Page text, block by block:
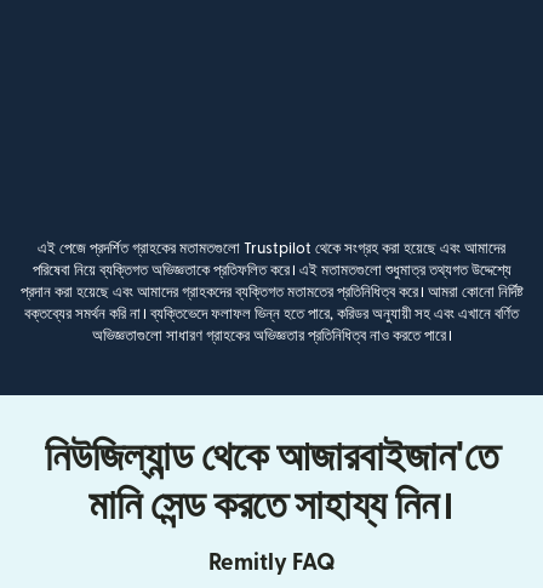
এই পেজে প্রদর্শিত গ্রাহকের মতামতগুলো Trustpilot থেকে সংগ্রহ করা হয়েছে এবং আমাদের
পরিষেবা নিয়ে ব্যক্তিগত অভিজ্ঞতাকে প্রতিফলিত করে। এই মতামতগুলো শুধুমাত্র তথ্যগত উদ্দেশ্যে
প্রদান করা হয়েছে এবং আমাদের গ্রাহকদের ব্যক্তিগত মতামতের প্রতিনিধিত্ব করে। আমরা কোনো নির্দিষ্ট
বক্তব্যের সমর্থন করি না। ব্যক্তিভেদে ফলাফল ভিন্ন হতে পারে, করিডর অনুযায়ী সহ এবং এখানে বর্ণিত
অভিজ্ঞতাগুলো সাধারণ গ্রাহকের অভিজ্ঞতার প্রতিনিধিত্ব নাও করতে পারে।
নিউজিল্যান্ড থেকে আজারবাইজান'তে
মানি সেন্ড করতে সাহায্য নিন।
Remitly FAQ